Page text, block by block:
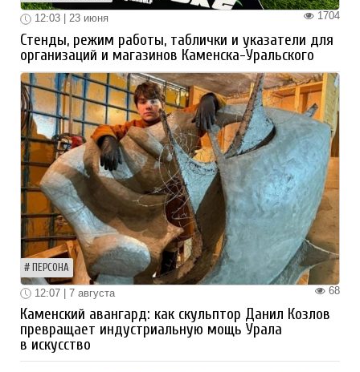
1704
12:03 | 23 июня
Стенды, режим работы, таблички и указатели для
организаций и магазинов Каменска-Уральского
ПЕРСОНА
68
12:07 | 7 августа
Каменский авангард: как скульптор Данил Козлов
превращает индустриальную мощь Урала
в искусство